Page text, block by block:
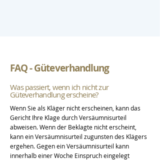
FAQ - Güteverhandlung
Was passiert, wenn ich nicht zur
Güteverhandlung erscheine?
Wenn Sie als Kläger nicht erscheinen, kann das
Gericht Ihre Klage durch Versäumnisurteil
abweisen. Wenn der Beklagte nicht erscheint,
kann ein Versäumnisurteil zugunsten des Klägers
ergehen. Gegen ein Versäumnisurteil kann
innerhalb einer Woche Einspruch eingelegt